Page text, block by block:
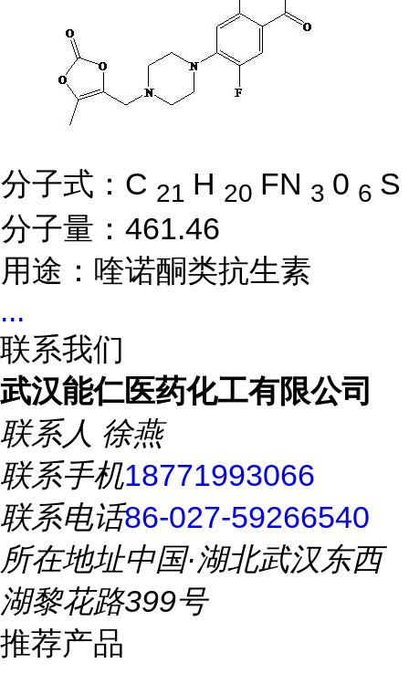
分子式：C 21 H 20 FN 3 0 6 S
分子量：461.46
用途：喹诺酮类抗生素
...
联系我们
武汉能仁医药化工有限公司
联系人 徐燕
联系手机18771993066
联系电话86-027-59266540
所在地址中国·湖北武汉东西
湖黎花路399号
推荐产品